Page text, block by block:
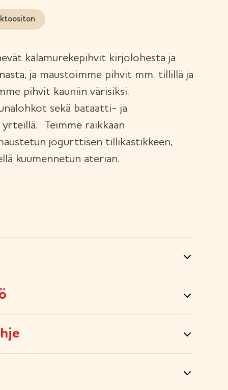
kalamurekepihvit kirjolohesta ja
ja maustoimme pihvit mm. tillillä ja
pihvit kauniin värisiksi.
sekä bataatti- ja
Teimme raikkaan
jogurttisen tillikastikkeen,
kuumennetun aterian.